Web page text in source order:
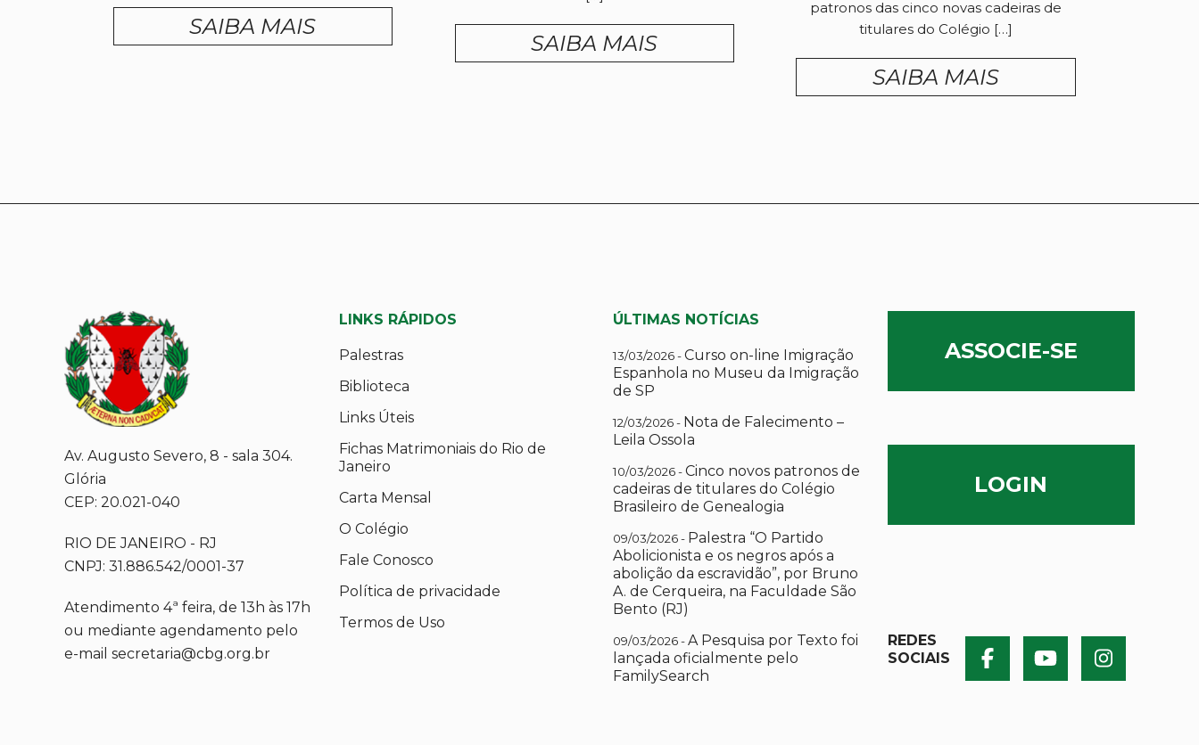
SAIBA MAIS
SAIBA MAIS
patronos das cinco novas cadeiras de
titulares do Colégio […]
SAIBA MAIS
Av. Augusto Severo, 8 - sala 304.
Glória
CEP: 20.021-040
RIO DE JANEIRO - RJ
CNPJ: 31.886.542/0001-37
Atendimento 4ª feira, de 13h às 17h
ou mediante agendamento pelo
e-mail secretaria@cbg.org.br
LINKS RÁPIDOS
Palestras
Biblioteca
Links Úteis
Fichas Matrimoniais do Rio de
Janeiro
Carta Mensal
O Colégio
Fale Conosco
Política de privacidade
Termos de Uso
ÚLTIMAS NOTÍCIAS
13/03/2026 -Curso on-line Imigração
Espanhola no Museu da Imigração
de SP
12/03/2026 - Nota de Falecimento –
Leila Ossola
10/03/2026 -Cinco novos patronos de
cadeiras de titulares do Colégio
Brasileiro de Genealogia
09/03/2026 - Palestra “O Partido
Abolicionista e os negros após a
abolição da escravidão”, por Bruno
A. de Cerqueira, na Faculdade São
Bento (RJ)
09/03/2026 -A Pesquisa por Texto foi
lançada oficialmente pelo
FamilySearch
ASSOCIE-SE
LOGIN
REDES
SOCIAIS